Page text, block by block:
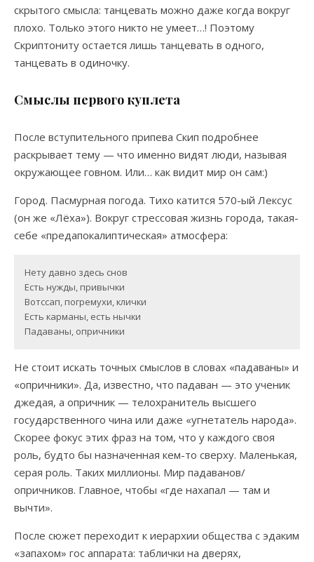
скрытого смысла: танцевать можно даже когда вокруг
плохо. Только этого никто не умеет…! Поэтому
Скриптониту остается лишь танцевать в одного,
танцевать в одиночку.
Смыслы первого куплета
После вступительного припева Скип подробнее
раскрывает тему — что именно видят люди, называя
окружающее говном. Или… как видит мир он сам:)
Город. Пасмурная погода. Тихо катится 570-ый Лексус
(он же «Лёха»). Вокруг стрессовая жизнь города, такая-
себе «предапокалиптическая» атмосфера:
Нету давно здесь снов
Есть нужды, привычки
Вотссап, погремухи, клички
Есть карманы, есть нычки
Падаваны, опричники
Не стоит искать точных смыслов в словах «падаваны» и
«опричники». Да, известно, что падаван — это ученик
джедая, а опричник — телохранитель высшего
государственного чина или даже «угнетатель народа».
Скорее фокус этих фраз на том, что у каждого своя
роль, будто бы назначенная кем-то сверху. Маленькая,
серая роль. Таких миллионы. Мир падаванов/
опричников. Главное, чтобы «где нахапал — там и
вычти».
После сюжет переходит к иерархии общества с эдаким
«запахом» гос аппарата: таблички на дверях,